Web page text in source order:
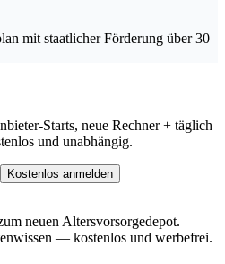
mit staatlicher Förderung über 30
Starts, neue Rechner + täglich
und unabhängig.
Kostenlos anmelden
neuen Altersvorsorgedepot.
— kostenlos und werbefrei.